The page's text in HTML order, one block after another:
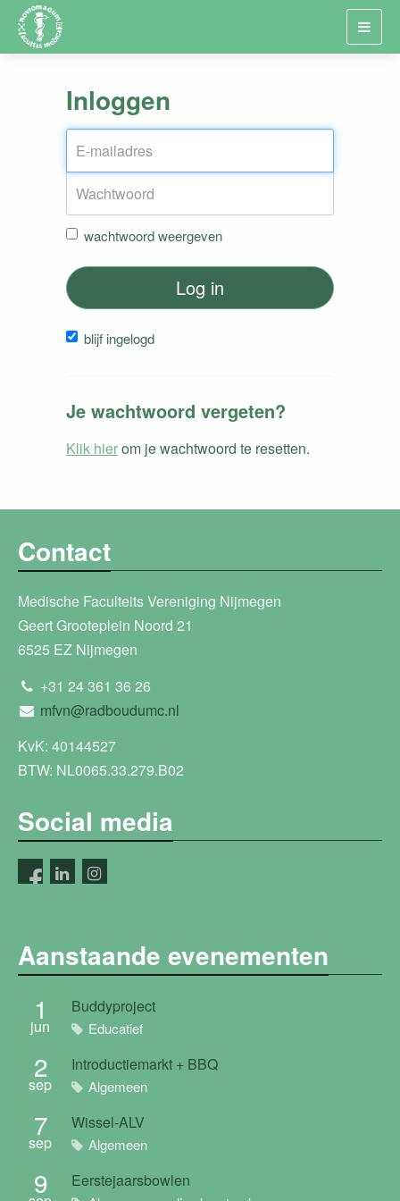
Inloggen
wachtwoord weergeven
Log in
blijf ingelogd
Je wachtwoord vergeten?
Klik hierom je wachtwoord te resetten.
Contact
Medische Faculteits Vereniging Nijmegen
Geert Grooteplein Noord 21
6525 EZ Nijmegen
+31 24 361 36 26
mfvn@radboudumc.nl
KvK: 40144527
BTW: NL0065.33.279.B02
Social media
Aanstaande evenementen
1
jun
Buddyproject
Educatief
2
sep
Introductiemarkt + BBQ
Algemeen
7
sep
Wissel-ALV
Algemeen
9 Eerstejaarsbowlen